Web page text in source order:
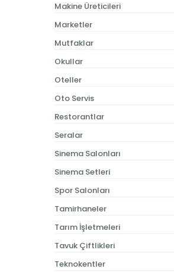
Makine Üreticileri
Marketler
Mutfaklar
Okullar
Oteller
Oto Servis
Restorantlar
Seralar
Sinema Salonları
Sinema Setleri
Spor Salonları
Tamirhaneler
Tarım İşletmeleri
Tavuk Çiftlikleri
Teknokentler